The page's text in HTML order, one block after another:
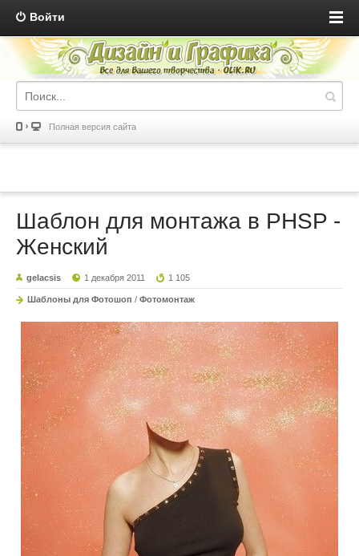
Войти
Полная версия сайта
Шаблон для монтажа в PHSP -
Женский
gelacsis 1 декабря 2011 1 105
Шаблоны для Фотошоп / Фотомонтаж